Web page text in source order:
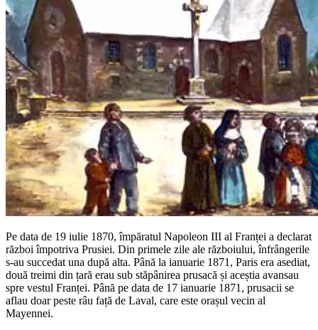
Pe data de 19 iulie 1870, împăratul Napoleon III al Franței a declarat
război împotriva Prusiei. Din primele zile ale războiului, înfrângerile
s-au succedat una după alta. Până la ianuarie 1871, Paris era asediat,
două treimi din țară erau sub stăpânirea prusacă și aceștia avansau
spre vestul Franței. Până pe data de 17 ianuarie 1871, prusacii se
aflau doar peste râu față de Laval, care este orașul vecin al
Mayennei.